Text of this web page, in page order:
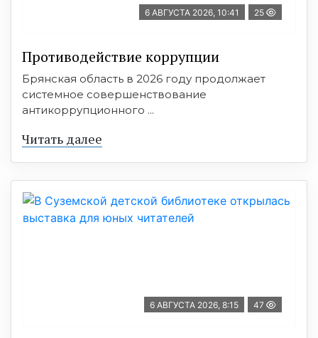
6 АВГУСТА 2026, 10:41 25
Противодействие коррупции
Брянская область в 2026 году продолжает
системное совершенствование
антикоррупционного ...
Читать далее
6 АВГУСТА 2026, 8:15 47